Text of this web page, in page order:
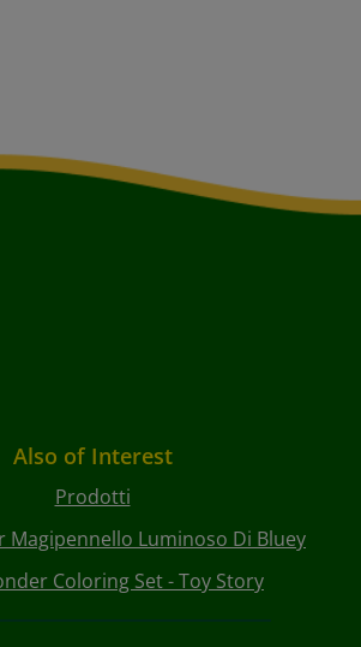
Also of Interest
Prodotti
Magipennello Luminoso Di Bluey
Coloring Set - Toy Story